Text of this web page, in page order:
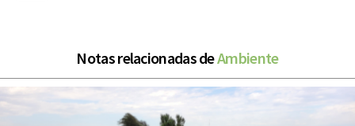
Notas relacionadas deAmbiente